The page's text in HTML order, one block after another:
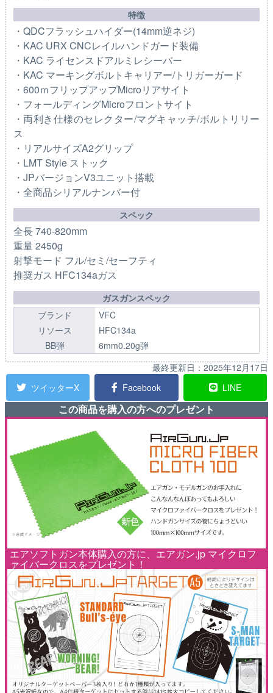
特徴
・QDCフラッシュハイダー(14mm逆ネジ)
・KAC URX CNCレイルハンドガード装備
・KAC ライセンスドアルミレシーバー
・KAC マーキングボルトキャリアー/トリガーガード
・600ｍフリップアップMicroリアサイト
・フォールディングMicroフロントサイト
・両利き仕様のセレクター/マグキャッチ/ボルトリリー
ス
・リアルサイズA2グリップ
・LMT Style ストック
・JPバージョンV3ユニット搭載
・全商品シリアルナンバー付
スペック
全長 740-820mm
重量 2450g
射撃モード フル/セミ/セーフティ
推奨ガス HFC134aガス
ガスガンスペック
ブランド
VFC
リソース
HFC134a
BB弾
6mm0.20g弾
最終更新日： 2025年12月17日
ツイッターX
Facebook LINE
この商品を購入の方へのプレゼント
エアソフトガン本体購入の方に、エアガン.jp マイクロフ
ァイバークロスをプレゼント！